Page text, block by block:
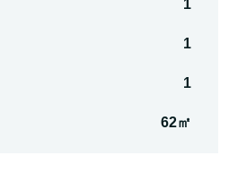
1
1
1
62㎡